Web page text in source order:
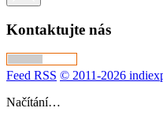
Kontaktujte nás
Feed RSS © 2011-2026
Načítání…